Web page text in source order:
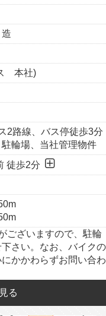
本社)
2路線、バス停徒歩3分
輪場、当社管理物件
徒歩2分
ございますので、駐輪
さい。なお、バイクの
かかわらずお問い合わ
る